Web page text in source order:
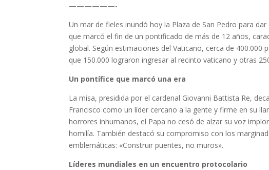
——————-
Un mar de fieles inundó hoy la Plaza de San Pedro para
que marcó el fin de un pontificado de más de 12 años,
global. Según estimaciones del Vaticano, cerca de
que 150.000 lograron ingresar al recinto vaticano y otras
Un pontífice que marcó una era
La misa, presidida por el cardenal Giovanni Battista Re,
Francisco como un líder cercano a la gente y firme en su
horrores inhumanos, el Papa no cesó de alzar su voz
homilía. También destacó su compromiso con los
emblemáticas: «Construir puentes, no muros».
Líderes mundiales en un encuentro protocolario